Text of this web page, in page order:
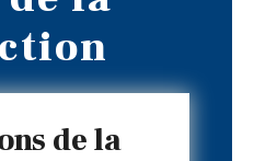
de la